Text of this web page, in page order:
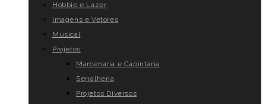
Hobbie e Lazer
Imagens e Vetores
Musical
Projetos
Marcenaria e Capintaria
Serralheria
Projetos Diversos